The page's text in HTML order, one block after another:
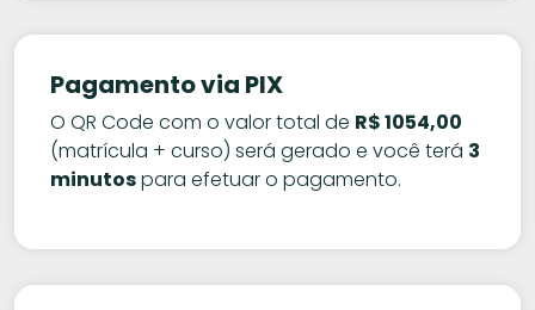
Pagamento via PIX
O QR Code com o valor total de R$ 1054,00
(matrícula + curso) será gerado e você terá 3
minutospara efetuar o pagamento.